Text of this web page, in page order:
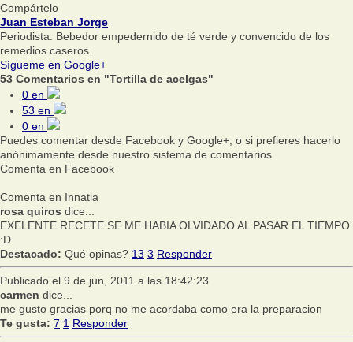
Compártelo
Juan Esteban Jorge
Periodista. Bebedor empedernido de té verde y convencido de los
remedios caseros.
Sígueme en Google+
53 Comentarios en "Tortilla de acelgas"
0 en
53 en
0 en
Puedes comentar desde Facebook y Google+, o si prefieres hacerlo
anónimamente desde nuestro sistema de comentarios
Comenta en Facebook
Comenta en Innatia
rosa quiros dice...
EXELENTE RECETE SE ME HABIA OLVIDADO AL PASAR EL TIEMPO
:D
Destacado: Qué opinas? 13 3 Responder
Publicado el 9 de jun, 2011 a las 18:42:23
carmen dice...
me gusto gracias porq no me acordaba como era la preparacion
Te gusta: 7 1 Responder